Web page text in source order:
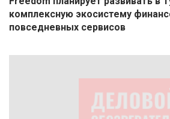
комплексную экосистему
повседневных сервисов